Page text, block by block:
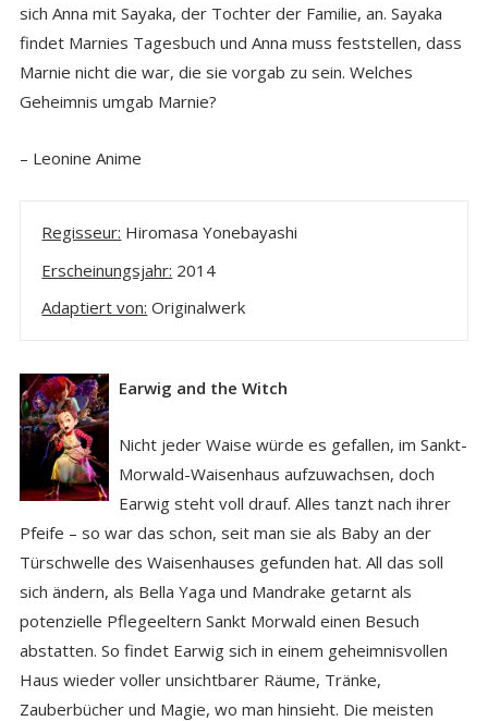
sich Anna mit Sayaka, der Tochter der Familie, an. Sayaka
findet Marnies Tagesbuch und Anna muss feststellen, dass
Marnie nicht die war, die sie vorgab zu sein. Welches
Geheimnis umgab Marnie?
– Leonine Anime
Regisseur: Hiromasa Yonebayashi
Erscheinungsjahr: 2014
Adaptiert von: Originalwerk
Earwig and the Witch
Nicht jeder Waise würde es gefallen, im Sankt-
Morwald-Waisenhaus aufzuwachsen, doch
Earwig steht voll drauf. Alles tanzt nach ihrer
Pfeife – so war das schon, seit man sie als Baby an der
Türschwelle des Waisenhauses gefunden hat. All das soll
sich ändern, als Bella Yaga und Mandrake getarnt als
potenzielle Pflegeeltern Sankt Morwald einen Besuch
abstatten. So findet Earwig sich in einem geheimnisvollen
Haus wieder voller unsichtbarer Räume, Tränke,
Zauberbücher und Magie, wo man hinsieht. Die meisten